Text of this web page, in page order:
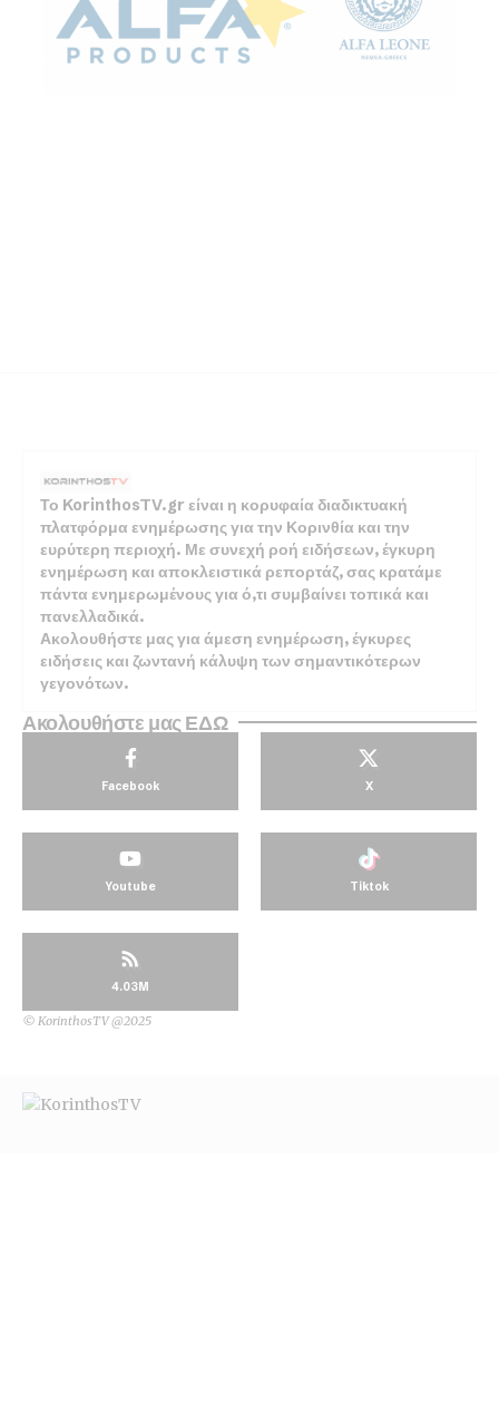
Το KorinthosTV.gr είναι η κορυφαία διαδικτυακή
πλατφόρμα ενημέρωσης για την Κορινθία και την
ευρύτερη περιοχή. Με συνεχή ροή ειδήσεων, έγκυρη
ενημέρωση και αποκλειστικά ρεπορτάζ, σας κρατάμε
πάντα ενημερωμένους για ό,τι συμβαίνει τοπικά και
πανελλαδικά.
Ακολουθήστε μας για άμεση ενημέρωση, έγκυρες
ειδήσεις και ζωντανή κάλυψη των σημαντικότερων
γεγονότων.
Ακολουθήστε μας ΕΔΩ
Facebook X
Youtube Tiktok
4.03M
© KorinthosTV @2025